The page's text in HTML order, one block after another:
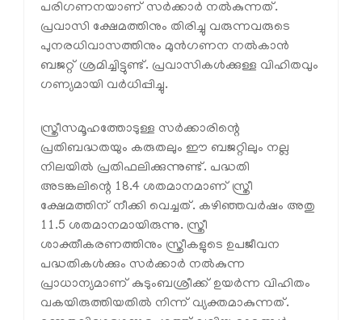
പരിഗണനയാണ് സര്‍ക്കാര്‍ നല്‍കുന്നത്.
പ്രവാസി ക്ഷേമത്തിനും തിരിച്ചു വരുന്നവരുടെ
പുനരധിവാസത്തിനും മുന്‍ഗണന നല്‍കാന്‍
ബജറ്റ് ശ്രമിച്ചിട്ടുണ്ട്. പ്രവാസികള്‍ക്കുള്ള വിഹിതവും
ഗണ്യമായി വര്‍ധിപ്പിച്ചു.
സ്ത്രീസമൂഹത്തോടുള്ള സര്‍ക്കാരിന്റെ
പ്രതിബദ്ധതയും കരുതലും ഈ ബജറ്റിലും നല്ല
നിലയില്‍ പ്രതിഫലിക്കുന്നുണ്ട്. പദ്ധതി
അടങ്കലിന്റെ 18.4 ശതമാനമാണ് സ്ത്രീ
ക്ഷേമത്തിന് നീക്കി വെച്ചത്. കഴിഞ്ഞവര്‍ഷം അതു
11.5 ശതമാനമായിരുന്നു. സ്ത്രീ
ശാക്തീകരണത്തിനും സ്ത്രീകളുടെ ഉപജീവന
പദ്ധതികള്‍ക്കും സര്‍ക്കാര്‍ നല്‍കുന്ന
പ്രാധാന്യമാണ് കുടുംബശ്രീക്ക് ഉയര്‍ന്ന വിഹിതം
വകയിരുത്തിയതില്‍ നിന്ന് വ്യക്തമാകുന്നത്.